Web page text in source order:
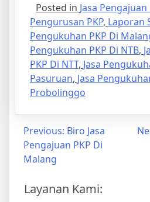
Posted in Jasa Pengajuan
Pengurusan PKP, Laporan
Pengukuhan PKP Di
Pengukuhan PKP Di NTB,
PKP Di NTT, Jasa
Pasuruan, Jasa
Probolinggo
Previous: Biro Jasa
Pengajuan PKP Di
Malang
Layanan Kami: